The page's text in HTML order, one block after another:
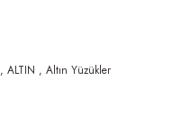
, ALTIN , Altın Yüzükler